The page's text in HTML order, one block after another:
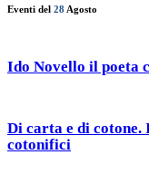
Eventi del 28 Agosto
Ido Novello il poeta
Di carta e di cotone.
cotonifici